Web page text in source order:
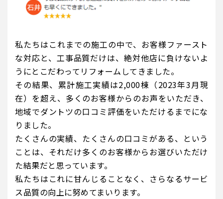
私たちはこれまでの施工の中で、お客様ファースト
な対応と、工事品質だけは、絶対他店に負けないよ
うにとこだわってリフォームしてきました。
その結果、累計施工実績は2,000棟（2023年3月現
在）を超え、多くのお客様からのお声をいただき、
地域でダントツの口コミ評価をいただけるまでにな
りました。
たくさんの実績、たくさんの口コミがある、という
ことは、それだけ多くのお客様からお選びいただけ
た結果だと思っています。
私たちはこれに甘んじることなく、さらなるサービ
ス品質の向上に努めてまいります。